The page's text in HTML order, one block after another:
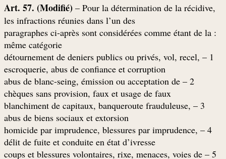
Art. 57. (Modifié) – Pour la détermination de la récidive,
les infractions réunies dans l’un des
: paragraphes ci-après sont considérées comme étant de la
même catégorie
1 – détournement de deniers publics ou privés, vol, recel,
escroquerie, abus de confiance et corruption
2 – abus de blanc-seing, émission ou acceptation de
chèques sans provision, faux et usage de faux
3 – blanchiment de capitaux, banqueroute frauduleuse,
abus de biens sociaux et extorsion
4 – homicide par imprudence, blessures par imprudence,
délit de fuite et conduite en état d’ivresse
5 – coups et blessures volontaires, rixe, menaces, voies de